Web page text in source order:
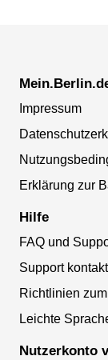
Impressum
Erklärung zur
Hilfe
FAQ und
Support
Richtlinien
Leichte
Nutzerkonto